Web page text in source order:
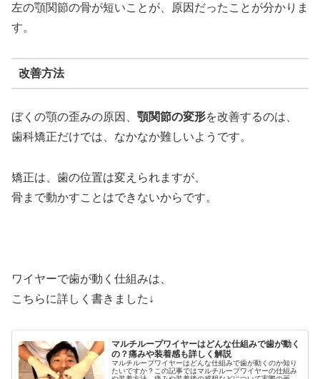
左の顎関節の骨が短いことが、原因だったことが分かりま
す。
改善方法
ぼくの顎の歪みの原因、 顎関節の変形を改善するのは、
歯科矯正だけでは、なかなか難しいようです。
矯正は、歯の位置は変えられますが、
骨まで動かすことはできないからです。
ワイヤーで歯が動く仕組みは、
こちらに詳しく書きました↓
マルチループワイヤーはどんな仕組みで歯が動く
の？痛みや装着感も詳しく解説
マルチループワイヤーはどんな仕組みで歯が動くのか知り
たいですか？この記事ではマルチループワイヤーの仕組み